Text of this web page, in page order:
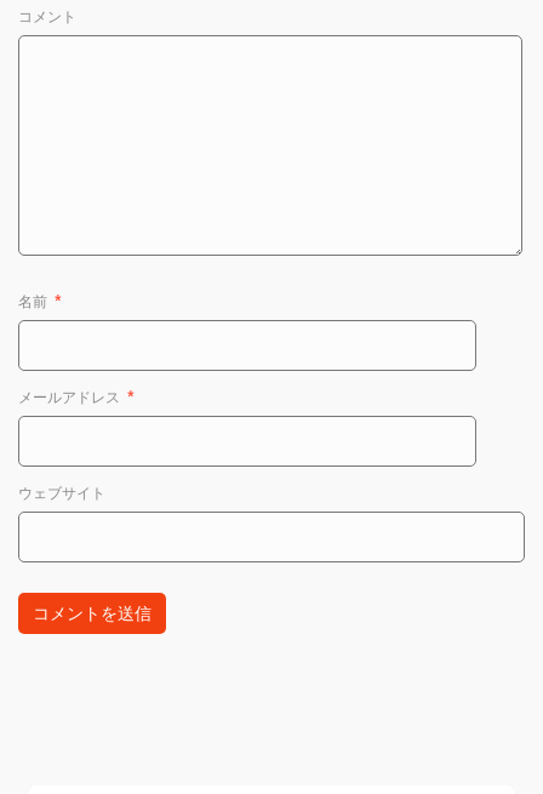
コメント
名前 *
メールアドレス *
ウェブサイト